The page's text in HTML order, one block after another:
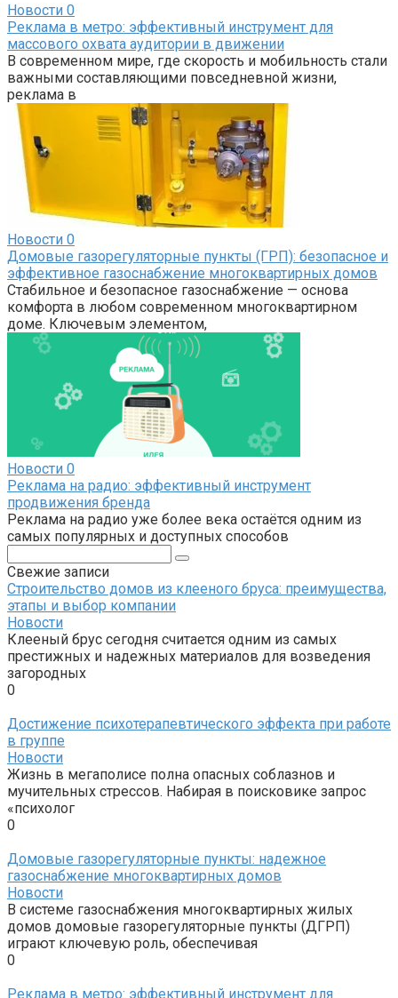
Новости 0
Реклама в метро: эффективный инструмент для
массового охвата аудитории в движении
В современном мире, где скорость и мобильность стали
важными составляющими повседневной жизни,
реклама в
Новости 0
Домовые газорегуляторные пункты (ГРП): безопасное и
эффективное газоснабжение многоквартирных домов
Стабильное и безопасное газоснабжение — основа
комфорта в любом современном многоквартирном
доме. Ключевым элементом,
Новости 0
Реклама на радио: эффективный инструмент
продвижения бренда
Реклама на радио уже более века остаётся одним из
самых популярных и доступных способов
Свежие записи
Строительство домов из клееного бруса: преимущества,
этапы и выбор компании
Новости
Клееный брус сегодня считается одним из самых
престижных и надежных материалов для возведения
загородных
0
Достижение психотерапевтического эффекта при работе
в группе
Новости
Жизнь в мегаполисе полна опасных соблазнов и
мучительных стрессов. Набирая в поисковике запрос
«психолог
0
Домовые газорегуляторные пункты: надежное
газоснабжение многоквартирных домов
Новости
В системе газоснабжения многоквартирных жилых
домов домовые газорегуляторные пункты (ДГРП)
играют ключевую роль, обеспечивая
0
Реклама в метро: эффективный инструмент для